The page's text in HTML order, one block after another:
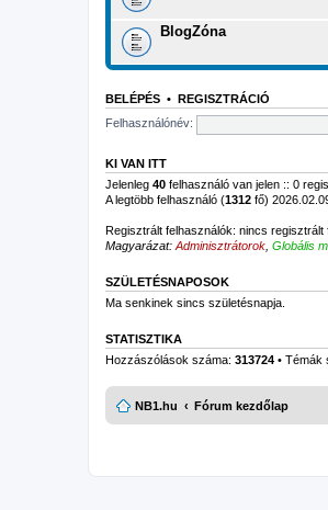
BlogZóna
BELÉPÉS • REGISZTRÁCIÓ
Felhasználónév:
KI VAN ITT
Jelenleg 40 felhasználó van jelen :: 0
A legtöbb felhasználó (1312 fő)
Regisztrált felhasználók: nincs regisztrált
Magyarázat: Adminisztrátorok Globális
SZÜLETÉSNAPOSOK
Ma senkinek sincs születésnapja.
STATISZTIKA
Hozzászólások száma: 313724 • Témák
NB1.hu Fórum kezdőlap